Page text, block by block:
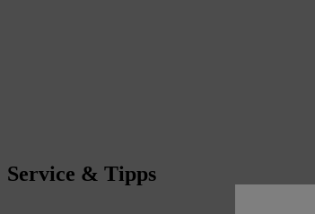
Service & Tipps